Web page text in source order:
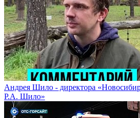
Андрея Шило - директора
Р.А. Шило»